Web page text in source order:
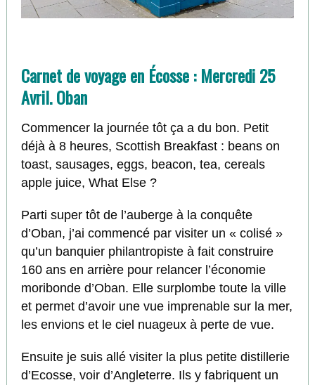
Carnet de voyage en Écosse : Mercredi 25
Avril. Oban
Commencer la journée tôt ça a du bon. Petit
déjà à 8 heures, Scottish Breakfast : beans on
toast, sausages, eggs, beacon, tea, cereals
apple juice, What Else ?
Parti super tôt de l’auberge à la conquête
d’Oban, j’ai commencé par visiter un « colisé »
qu’un banquier philantropiste à fait construire
160 ans en arrière pour relancer l’économie
moribonde d’Oban. Elle surplombe toute la ville
et permet d’avoir une vue imprenable sur la mer,
les envions et le ciel nuageux à perte de vue.
Ensuite je suis allé visiter la plus petite distillerie
d’Ecosse, voir d’Angleterre. Ils y fabriquent un